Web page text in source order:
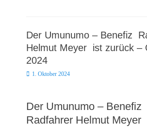
Der Umunumo – Benefiz
Helmut Meyer ist zurück –
2024
Posted
1. Oktober 2024
Der Umunumo – Benefiz
Radfahrer Helmut Meyer